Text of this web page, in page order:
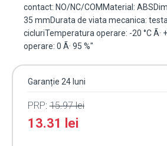
contact: NO/NC/COMMaterial:
35 mmDurata de viata mecanica:
cicluriTemperatura operare: -20 °C Ã·
operare: 0 Ã· 95 %"
Garanție 24 luni
PRP: 15.97lei
13.31 lei